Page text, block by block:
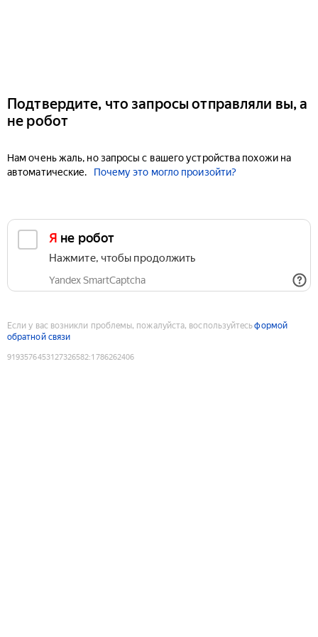
Подтвердите, что запросы отправляли вы, а
не робот
Нам очень жаль, но запросы с вашего устройства похожи на
автоматические.
Почему это могло произойти?
Я не робот
Нажмите, чтобы продолжить
Yandex SmartCaptcha
Если у вас возникли проблемы, пожалуйста, воспользуйтесьформой
обратной связи
9193576453127326582:1786262406